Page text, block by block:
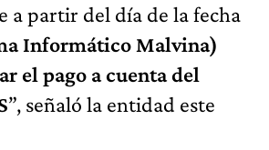
a partir del día de la fecha
Informático Malvina)
el pago a cuenta del
”, señaló la entidad este